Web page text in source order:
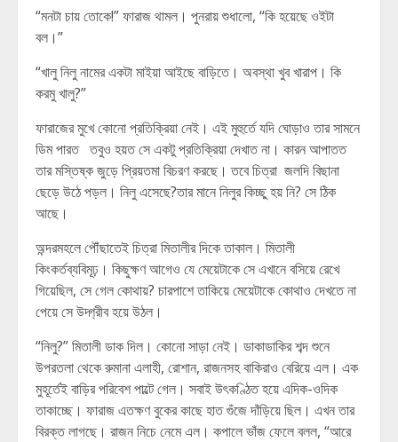
“মনটা চায় তোকে!” ফারাজ থামল। পুনরায় শুধালো, “কি হয়েছে ওইটা
বল।”
“খালু নিলু নামের একটা মাইয়া আইছে বাড়িতে। অবস্থা খুব খারাপ। কি
করমু খালু?”
ফারাজের মুখে কোনো প্রতিক্রিয়া নেই। এই মুহুর্তে যদি ঘোড়াও তার সামনে
ডিম পারত তবুও হয়ত সে একটু প্রতিক্রিয়া দেখাত না। কারন আপাতত
তার মস্তিষ্ক জুড়ে প্রিয়তমা বিচরণ করছে। তবে চিত্রা জলদি বিছানা
ছেড়ে উঠে পড়ল। নিলু এসেছে?তার মানে নিলুর কিচ্ছু হয় নি? সে ঠিক
আছে।
অন্দরমহলে পৌঁছাতেই চিত্রা মিতালীর দিকে তাকাল। মিতালী
কিংকর্তব্যবিমূঢ়। কিছুক্ষণ আগেও যে মেয়েটাকে সে এখানে বসিয়ে রেখে
গিয়েছিল, সে গেল কোথায়? চারপাশে তাকিয়ে মেয়েটাকে কোথাও দেখতে না
পেয়ে সে উদ্গ্রীব হয়ে উঠল।
“নিলু?” মিতালী ডাক দিল। কোনো সাড়া নেই। ডাকাডাকির শব্দ শুনে
উপরতলা থেকে রুমানা এলাহী, রোশান, রাজনসহ বাকিরাও বেরিয়ে এল। এক
মুহূর্তেই বাড়ির পরিবেশ পাল্টে গেল। সবাই উৎকণ্ঠিত হয়ে এদিক-ওদিক
তাকাচ্ছে। ফারাজ এতক্ষণ বুকের কাছে হাত গুঁজে দাঁড়িয়ে ছিল। এখন তার
বিরক্ত লাগছে। রাজন নিচে নেমে এল। কপালে ভাঁজ ফেলে বলল, “আরে